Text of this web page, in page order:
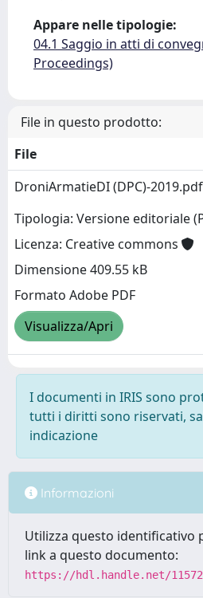
Appare nelle tipologie:
04.1 Saggio in atti di
Proceedings)
File in questo prodotto:
File
DroniArmatieDI (DPC)-2019.pdf
Tipologia: Versione editoriale
Licenza: Creative commons
Dimensione 409.55 kB
Formato Adobe PDF
Visualizza/Apri
I documenti in IRIS sono
tutti i diritti sono riservati,
indicazione
Informazioni
Utilizza questo identificativo
link a questo documento:
https://hdl.handle.net/